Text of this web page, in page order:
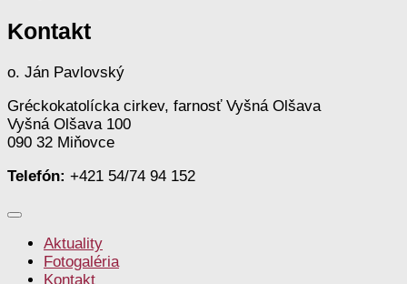
Kontakt
o. Ján Pavlovský
Gréckokatolícka cirkev, farnosť Vyšná Olšava
Vyšná Olšava 100
090 32 Miňovce
Telefón: +421 54/74 94 152
Aktuality
Fotogaléria
Kontakt